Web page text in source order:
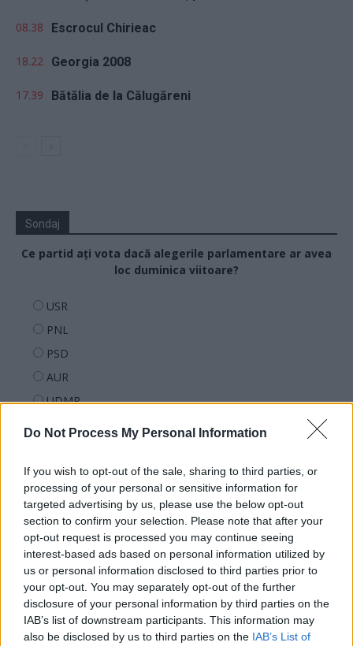
Do Not Process My Personal Information
If you wish to opt-out of the sale, sharing to third parties, or
processing of your personal or sensitive information for
targeted advertising by us, please use the below opt-out
section to confirm your selection. Please note that after your
opt-out request is processed you may continue seeing
interest-based ads based on personal information utilized by
us or personal information disclosed to third parties prior to
your opt-out. You may separately opt-out of the further
disclosure of your personal information by third parties on the
IAB’s list of downstream participants. This information may
also be disclosed by us to third parties on the IAB’s List of
08.38 Escrocul Chirieac
18.22 Georgia 2008
17.39 Bătălia de la Călugăreni
Sondaj
Ce partid ați vota dacă alegerile parlamentare ar avea
loc duminica viitoare?
USR
PNL
PSD
AUR
UDMR
PMP (Tomac)
PNȚMM
REPER
SENS
SOS (Șoșoacă)
POT (Gavrilă)
PACE (Peia)
Acțiunea Conservatoare (Târziu)
PDF (Lazarus)